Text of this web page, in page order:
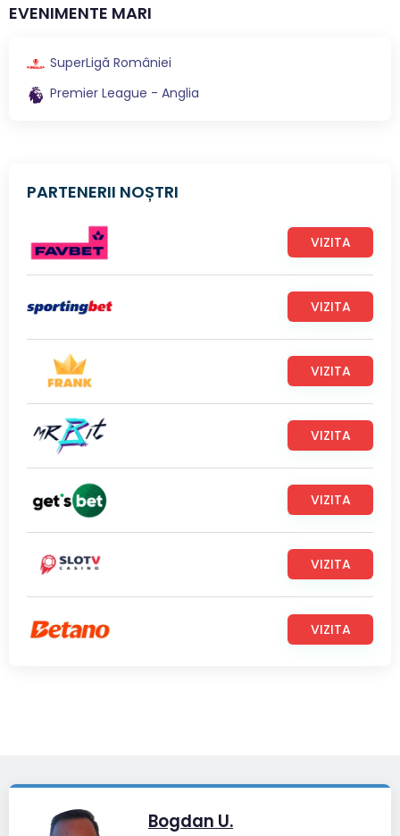
EVENIMENTE MARI
SuperLigă României
Premier League - Anglia
PARTENERII NOȘTRI
VIZITA
VIZITA
VIZITA
VIZITA
VIZITA
VIZITA
VIZITA
Bogdan U.